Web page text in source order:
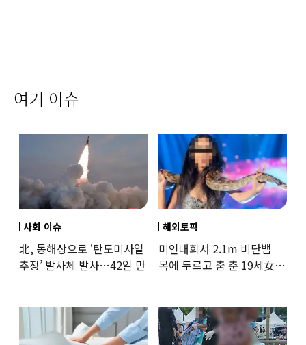
여기 이슈
사회 이슈
北, 동해상으로 ‘탄도미사일
추정’ 발사체 발사…42일 만
해외토픽
미인대회서 2.1m 비단뱀
목에 두르고 춤 춘 19세女